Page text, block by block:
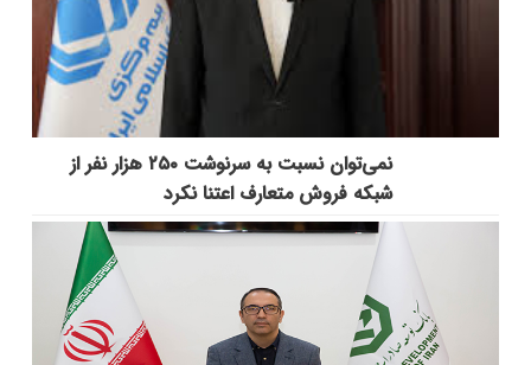
نمی‌توان نسبت به سرنوشت ۲۵۰ هزار نفر از
شبکه فروش متعارف اعتنا نکرد